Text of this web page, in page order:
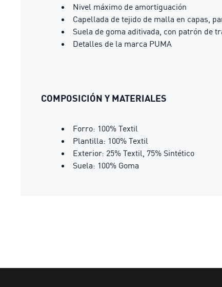
Nivel máximo de amortiguación
Capellada de tejido de malla en capas,
Suela de goma aditivada, con patrón de
Detalles de la marca PUMA
COMPOSICIÓN Y MATERIALES
Forro: 100% Textil
Plantilla: 100% Textil
Exterior: 25% Textil, 75% Sintético
Suela: 100% Goma